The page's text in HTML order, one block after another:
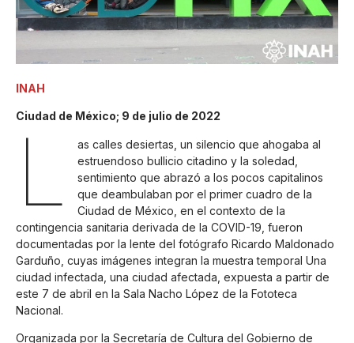
INAH
Ciudad de México; 9 de julio de 2022
L
as calles desiertas, un silencio que ahogaba al
estruendoso bullicio citadino y la soledad,
sentimiento que abrazó a los pocos capitalinos
que deambulaban por el primer cuadro de la
Ciudad de México, en el contexto de la
contingencia sanitaria derivada de la COVID-19, fueron
documentadas por la lente del fotógrafo Ricardo Maldonado
Garduño, cuyas imágenes integran la muestra temporal Una
ciudad infectada, una ciudad afectada, expuesta a partir de
este 7 de abril en la Sala Nacho López de la Fototeca
Nacional.
Organizada por la Secretaría de Cultura del Gobierno de